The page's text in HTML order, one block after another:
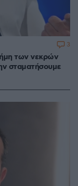
των νεκρών
σταματήσουμε
3